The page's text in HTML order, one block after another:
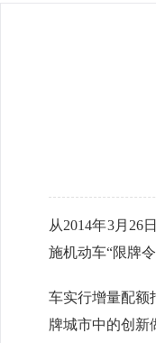
从2014年3月26
施机动车“限牌令
车实行增量配额
牌城市中的创新